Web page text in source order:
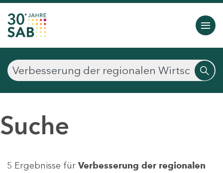
Suche
5 Ergebnisse für Verbesserung der regionalen